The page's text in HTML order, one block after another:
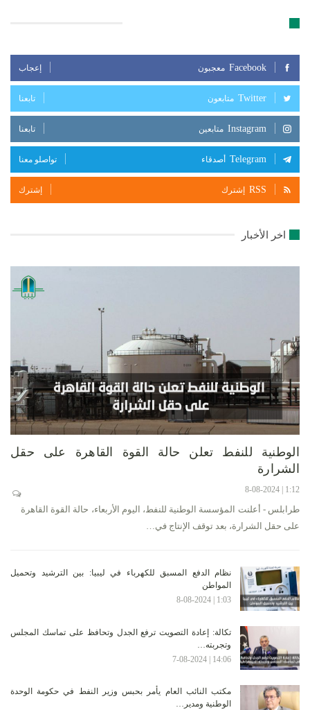
Facebook معجبون إعجاب
Twitter متابعون تابعنا
Instagram متابعين تابعنا
Telegram أصدقاء تواصلو معنا
RSS إشترك إشترك
اخر الأخبار
الوطنية للنفط تعلن حالة القوة القاهرة على حقل
الشرارة
1:12 | 8-08-2024
طرابلس - أعلنت المؤسسة الوطنية للنفط، اليوم الأربعاء، حالة القوة القاهرة
على حقل الشرارة، بعد توقف الإنتاج في…
نظام الدفع المسبق للكهرباء في ليبيا: بين الترشيد وتحميل
المواطن
1:03 | 8-08-2024
تكالة: إعادة التصويت ترفع الجدل وتحافظ على تماسك المجلس
وتجربته…
14:06 | 7-08-2024
مكتب النائب العام يأمر بحبس وزير النفط في حكومة الوحدة
الوطنية ومدير…